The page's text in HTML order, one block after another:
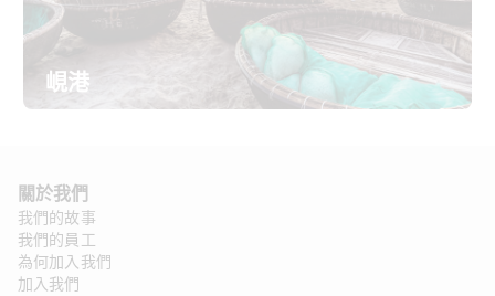
峴港
關於我們
我們的故事
我們的員工
為何加入我們
加入我們